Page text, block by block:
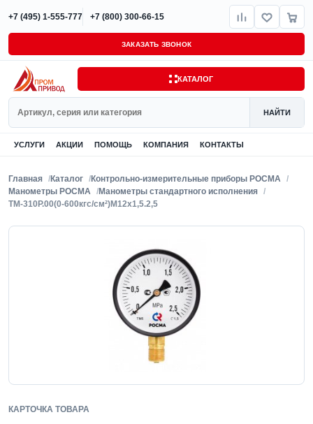
+7 (495) 1-555-777 +7 (800) 300-66-15
ЗАКАЗАТЬ ЗВОНОК
КАТАЛОГ
НАЙТИ
УСЛУГИ АКЦИИ ПОМОЩЬ КОМПАНИЯ КОНТАКТЫ
Главная Каталог
Контрольно-измерительные приборы РОСМА
Манометры РОСМА
Манометры стандартного исполнения
ТМ-310Р.00(0-600кгс/см²)M12x1,5.2,5
КАРТОЧКА ТОВАРА